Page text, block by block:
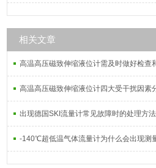
相关文章
高温高压磁致伸缩液位计需及时做好检查
高温高压磁致伸缩液位计四大受干扰因素
出现德国SKI流量计常见故障时的处理方
-140℃超低温气体流量计为什么会出现测